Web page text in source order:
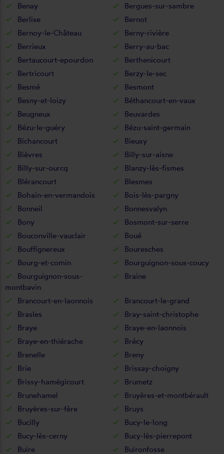
Benay
Bergues-sur-sambre
Berlise
Bernot
Bernoy-le-Château
Berny-rivière
Berrieux
Berry-au-bac
Bertaucourt-epourdon
Berthenicourt
Bertricourt
Berzy-le-sec
Besmé
Besmont
Besny-et-loizy
Béthancourt-en-vaux
Beugneux
Beuvardes
Bézu-le-guéry
Bézu-saint-germain
Bichancourt
Bieuxy
Bièvres
Billy-sur-aisne
Billy-sur-ourcq
Blanzy-lès-fismes
Blérancourt
Blesmes
Bohain-en-vermandois
Bois-lès-pargny
Bonneil
Bonnesvalyn
Bony
Bosmont-sur-serre
Bouconville-vauclair
Boué
Bouffignereux
Bouresches
Bourg-et-comin
Bourguignon-sous-coucy
Bourguignon-sous-
montbavin
Braine
Brancourt-en-laonnois
Brancourt-le-grand
Brasles
Bray-saint-christophe
Braye
Braye-en-laonnois
Braye-en-thiérache
Brécy
Brenelle
Breny
Brie
Brissay-choigny
Brissy-hamégicourt
Brumetz
Brunehamel
Bruyères-et-montbérault
Bruyères-sur-fère
Bruys
Bucilly
Bucy-le-long
Bucy-lès-cerny
Bucy-lès-pierrepont
Buire
Buironfosse